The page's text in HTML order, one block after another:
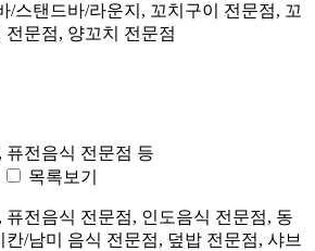
/스탠드바/라운지, 꼬치구이 전문점, 꼬
문점, 양꼬치 전문점
퓨전음식 전문점 등
목록보기
전음식 전문점, 인도음식 전문점, 동
/남미 음식 전문점, 덮밥 전문점, 샤브